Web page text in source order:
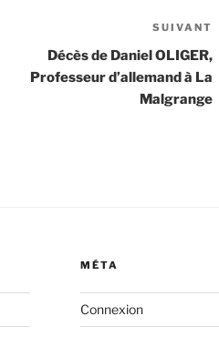
SUIVANT
Décès de Daniel OLIGER,
Professeur d’allemand à La
Malgrange
MÉTA
Connexion